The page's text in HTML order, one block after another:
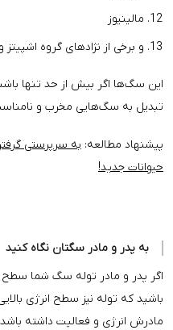
مالینیوز
و برخی از نژادهای گروه اشپیتز
این سگ‌ها اگر بیش از حد تنها
تبدیل به سگ‌هایی مخرب و
پیشنهاد مطالعه: به سرپرستی
حیوانات جدید!
به پدر و مادر سگتان نگاه کنید
اگر پدر و مادر توله سگ شما سطح
باشید که توله نیز سطح انرژی
مادرش انرژی و فعالیت داشته